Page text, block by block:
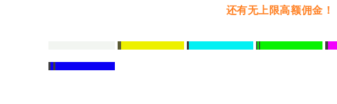
还有无上限高额佣金！